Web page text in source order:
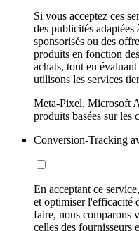
Si vous acceptez ces
des publicités adaptées
sponsorisés ou des
produits en fonction
achats, tout en
utilisons les services
Meta-Pixel, Microsoft
produits basées sur les
Conversion-Tracking
En acceptant ce
et optimiser l'efficacité
faire, nous comparons
celles des fournisseurs